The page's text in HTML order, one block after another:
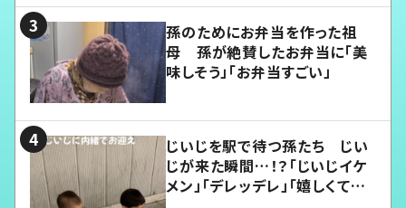
孫のためにお弁当を作った祖
母 孫が絶賛したお弁当に「美
味しそう」「お弁当すごい」
じいじを駅で待つ孫たち じい
じが来た瞬間…！？「じいじイケ
メン」「デレッデレ」「嬉しくて可